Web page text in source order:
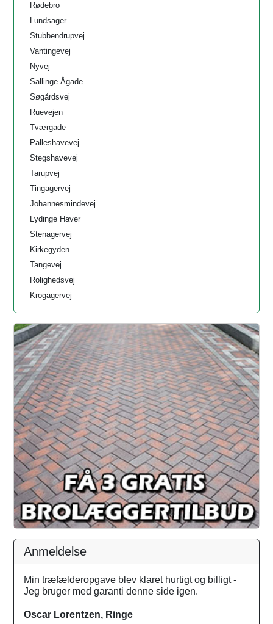
Rødebro
Lundsager
Stubbendrupvej
Vantingevej
Nyvej
Sallinge Ågade
Søgårdsvej
Ruevejen
Tværgade
Palleshavevej
Stegshavevej
Tarupvej
Tingagervej
Johannesmindevej
Lydinge Haver
Stenagervej
Kirkegyden
Tangevej
Rolighedsvej
Krogagervej
Anmeldelse
Min træfælderopgave blev klaret hurtigt og billigt -
Jeg bruger med garanti denne side igen.
Oscar Lorentzen, Ringe